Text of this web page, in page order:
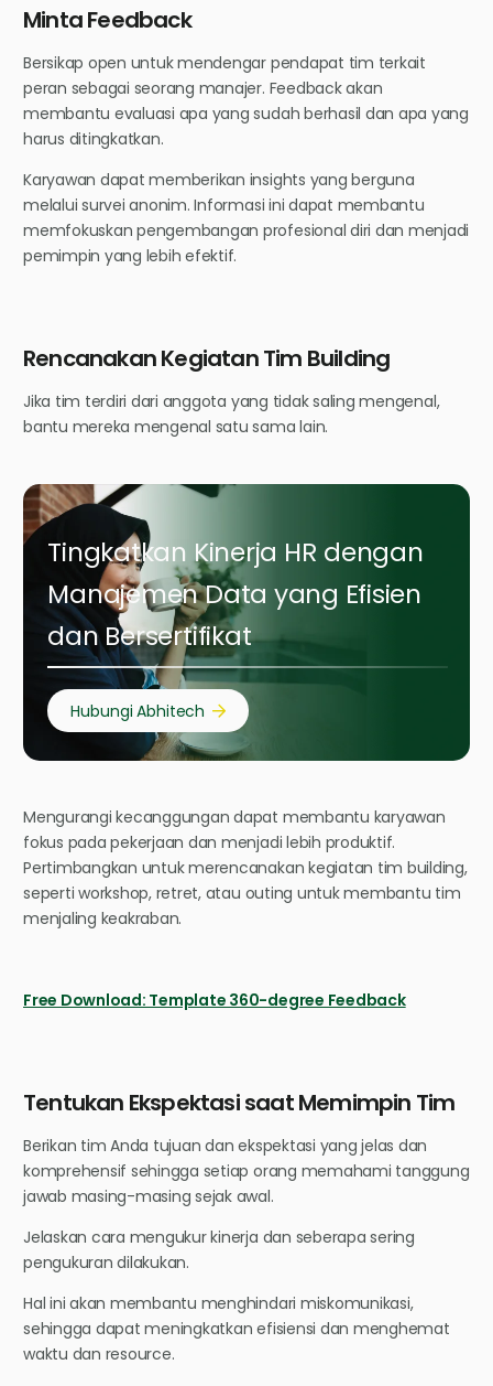
Minta Feedback
Bersikap open untuk mendengar pendapat tim terkait
peran sebagai seorang manajer. Feedback akan
membantu evaluasi apa yang sudah berhasil dan apa yang
harus ditingkatkan.
Karyawan dapat memberikan insights yang berguna
melalui survei anonim. Informasi ini dapat membantu
memfokuskan pengembangan profesional diri dan menjadi
pemimpin yang lebih efektif.
Rencanakan Kegiatan Tim Building
Jika tim terdiri dari anggota yang tidak saling mengenal,
bantu mereka mengenal satu sama lain.
Tingkatkan Kinerja HR dengan
Manajemen Data yang Efisien
dan Bersertifikat
Hubungi Abhitech
Mengurangi kecanggungan dapat membantu karyawan
fokus pada pekerjaan dan menjadi lebih produktif.
Pertimbangkan untuk merencanakan kegiatan tim building,
seperti workshop, retret, atau outing untuk membantu tim
menjaling keakraban.
Free Download: Template 360-degree Feedback
Tentukan Ekspektasi saat Memimpin Tim
Berikan tim Anda tujuan dan ekspektasi yang jelas dan
komprehensif sehingga setiap orang memahami tanggung
jawab masing-masing sejak awal.
Jelaskan cara mengukur kinerja dan seberapa sering
pengukuran dilakukan.
Hal ini akan membantu menghindari miskomunikasi,
sehingga dapat meningkatkan efisiensi dan menghemat
waktu dan resource.